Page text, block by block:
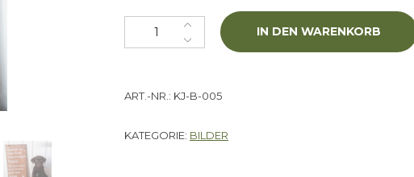
Holzbild "Hund" MengeIN DEN WARENKORB
ART.-NR.: KJ-B-005
KATEGORIE: BILDER